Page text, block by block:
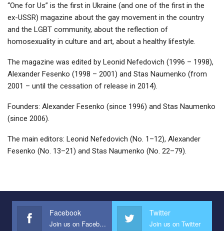
“One for Us” is the first in Ukraine (and one of the first in the
ex-USSR) magazine about the gay movement in the country
and the LGBT community, about the reflection of
homosexuality in culture and art, about a healthy lifestyle.
The magazine was edited by Leonid Nefedovich (1996 – 1998),
Alexander Fesenko (1998 – 2001) and Stas Naumenko (from
2001 – until the cessation of release in 2014).
Founders: Alexander Fesenko (since 1996) and Stas Naumenko
(since 2006).
The main editors: Leonid Nefedovich (No. 1–12), Alexander
Fesenko (No. 13–21) and Stas Naumenko (No. 22–79).
Facebook
Join us on Facebook
Twitter
Join us on Twitter